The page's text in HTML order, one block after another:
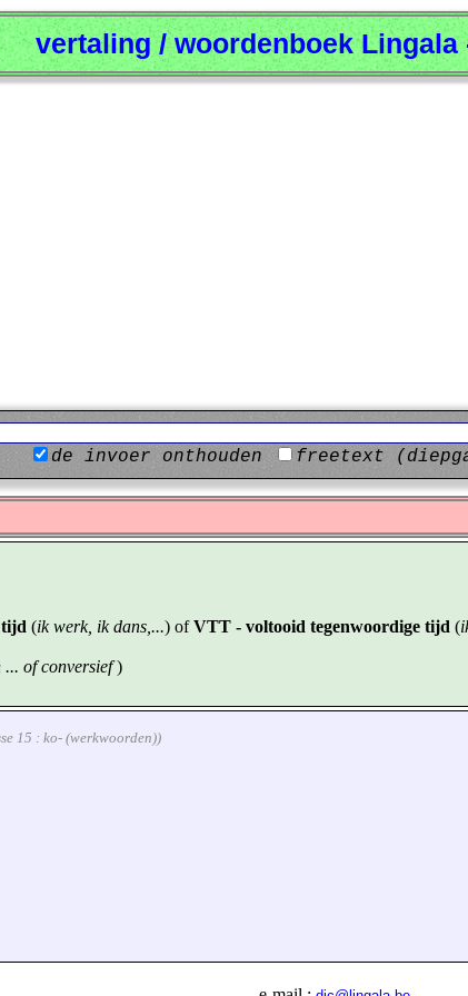
vertaling / woordenboek Lingala
de invoer onthouden
freetext
tijd (ik werk, ik dans,...) ofVTT - voltooid tegenwoordige tijd (
... of conversief)
15 : ko- (werkwoorden))